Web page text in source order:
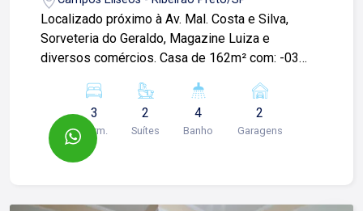
Localizado próximo à Av. Mal. Costa e Silva,
Sorveteria do Geraldo, Magazine Luiza e
diversos comércios. Casa de 162m² com: -03
banheiro social; -Cozinha 02 ambientes; -Área de
serviços; -Quintal; - 02 vagas de garagem; Para
mais informações e agendar visita, entre em
contato. Lago é RELACIONAMENTO! Desde 1987
3
Dorm.
2
Suítes
4
Banho
2
Garagens